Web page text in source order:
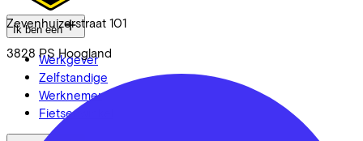
Zevenhuizerstraat 101
3828 PS Hoogland
Ik ben een
Werkgever
Zelfstandige
Werknemer
Fietsenwinkel